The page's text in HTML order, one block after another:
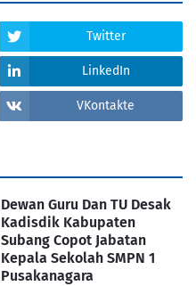
Twitter
LinkedIn
VKontakte
Dewan Guru Dan TU Desak
Kadisdik Kabupaten
Subang Copot Jabatan
Kepala Sekolah SMPN 1
Pusakanagara